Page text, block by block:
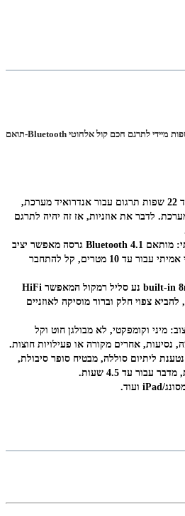
2022 Peiko מתורגמן אוזניות 25 + שפות מיידי לתרגם חכם קול אלחוטי Bluetooth-תואם
נסיעות, אחרים מקורה או פעילויות חוצות.